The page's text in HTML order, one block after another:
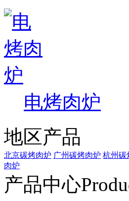
电烤肉炉
地区产品
北京碳烤肉炉 广州碳烤肉炉 杭州碳
肉炉
产品中心